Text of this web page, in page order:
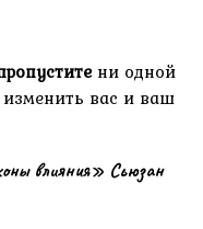
ни одной
вас и ваш
влияния» Сьюзан